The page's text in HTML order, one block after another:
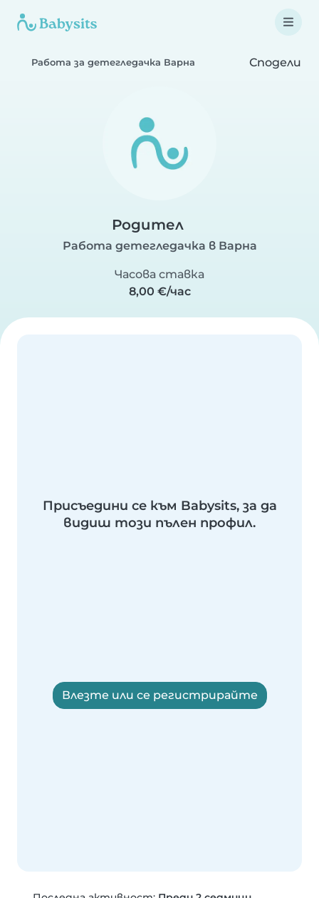
Работа за детегледачка Варна Сподели
Родител
Работа детегледачка в Варна
Часова ставка
8,00 €/час
Присъедини се към Babysits, за да
видиш този пълен профил.
Влезте или се регистрирайте